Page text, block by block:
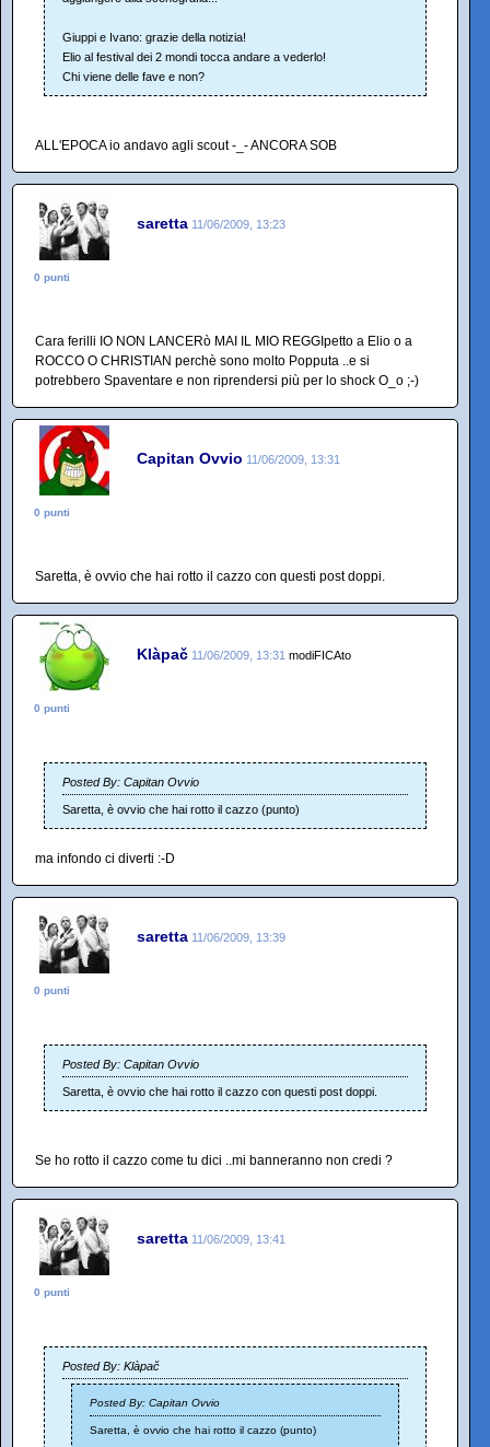
Giuppi e Ivano: grazie della notizia!
Elio al festival dei 2 mondi tocca andare a vederlo!
Chi viene delle fave e non?
ALL'EPOCA io andavo agli scout -_- ANCORA SOB
saretta 11/06/2009, 13:23
0 punti
Cara ferilli IO NON LANCERò MAI IL MIO REGGIpetto a Elio o a
ROCCO O CHRISTIAN perchè sono molto Popputa ..e si
potrebbero Spaventare e non riprendersi più per lo shock O_o ;-)
Capitan Ovvio 11/06/2009, 13:31
0 punti
Saretta, è ovvio che hai rotto il cazzo con questi post doppi.
Klàpač 11/06/2009, 13:31 modiFICAto
0 punti
Posted By: Capitan Ovvio
Saretta, è ovvio che hai rotto il cazzo (punto)
ma infondo ci diverti :-D
saretta 11/06/2009, 13:39
0 punti
Posted By: Capitan Ovvio
Saretta, è ovvio che hai rotto il cazzo con questi post doppi.
Se ho rotto il cazzo come tu dici ..mi banneranno non credi ?
saretta 11/06/2009, 13:41
0 punti
Posted By: Klàpač
Posted By: Capitan Ovvio
Saretta, è ovvio che hai rotto il cazzo (punto)